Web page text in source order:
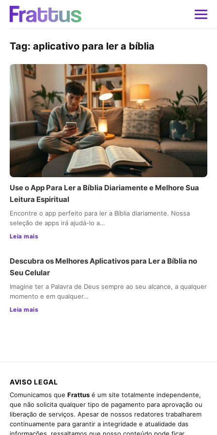
Tag: aplicativo para ler a bíblia
Use o App Para Ler a Bíblia Diariamente e Melhore Sua
Leitura Espiritual
Encontre o app perfeito para ler a Bíblia diariamente. Nossa
seleção de apps irá ajudá-lo a…
Leia mais
Descubra os Melhores Aplicativos para Ler a Bíblia no
Seu Celular
Imagine ter a Palavra de Deus sempre ao seu alcance, a qualquer
momento e em qualquer…
Leia mais
AVISO LEGAL
Comunicamos que Frattus é um site totalmente independente,
que não solicita qualquer tipo de pagamento para aprovação ou
liberação de serviços. Apesar de nossos redatores trabalharem
continuamente para garantir a integridade e atualidade das